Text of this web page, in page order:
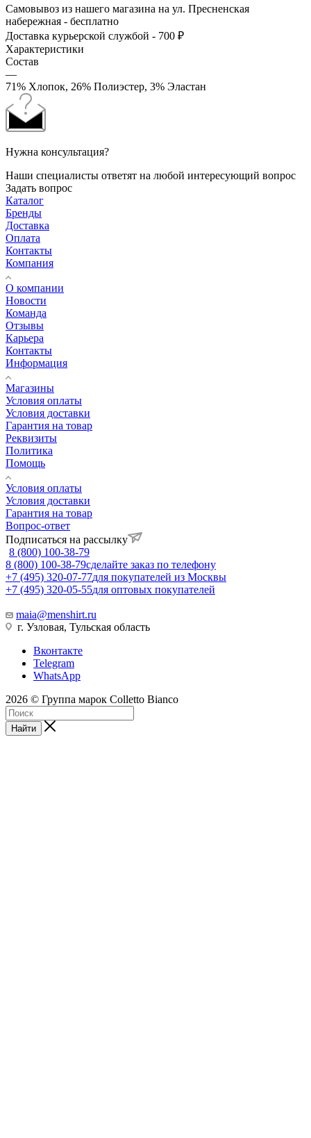
Самовывоз из нашего магазина на ул. Пресненская
набережная - бесплатно
Доставка курьерской службой - 700 ₽
Характеристики
Состав
—
71% Хлопок, 26% Полиэстер, 3% Эластан
Нужна консультация?
Наши специалисты ответят на любой интересующий вопрос
Задать вопрос
Каталог
Бренды
Доставка
Оплата
Контакты
Компания
О компании
Новости
Команда
Отзывы
Карьера
Контакты
Информация
Магазины
Условия оплаты
Условия доставки
Гарантия на товар
Реквизиты
Политика
Помощь
Условия оплаты
Условия доставки
Гарантия на товар
Вопрос-ответ
Подписаться на рассылку
8 (800) 100-38-79
8 (800) 100-38-79сделайте заказ по телефону
+7 (495) 320-07-77для покупателей из Москвы
+7 (495) 320-05-55для оптовых покупателей
maia@menshirt.ru
г. Узловая, Тульская область
Вконтакте
Telegram
WhatsApp
2026 © Группа марок Colletto Bianco
Найти